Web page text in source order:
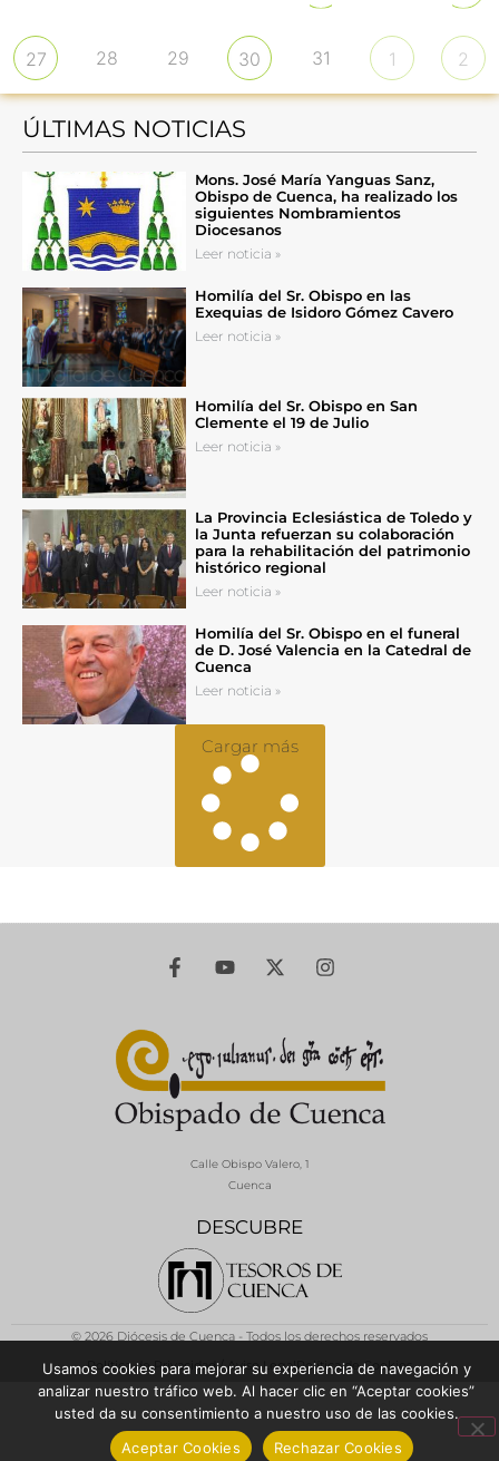
27 28 29 30 31 1 2
ÚLTIMAS NOTICIAS
Mons. José María Yanguas Sanz,
Obispo de Cuenca, ha realizado los
siguientes Nombramientos
Diocesanos
Leer noticia »
Homilía del Sr. Obispo en las
Exequias de Isidoro Gómez Cavero
Leer noticia »
Homilía del Sr. Obispo en San
Clemente el 19 de Julio
Leer noticia »
La Provincia Eclesiástica de Toledo y
la Junta refuerzan su colaboración
para la rehabilitación del patrimonio
histórico regional
Leer noticia »
Homilía del Sr. Obispo en el funeral
de D. José Valencia en la Catedral de
Cuenca
Leer noticia »
Cargar más
DESCUBRE
Calle Obispo Valero, 1
Cuenca
© 2026 Diócesis de Cuenca - Todos los derechos reservados
Política de Privacidad / Aviso LegalPolítica de Cookies
Usamos cookies para mejorar su experiencia de navegación y
analizar nuestro tráfico web. Al hacer clic en “Aceptar cookies”
usted da su consentimiento a nuestro uso de las cookies.
Aceptar Cookies
Rechazar Cookies